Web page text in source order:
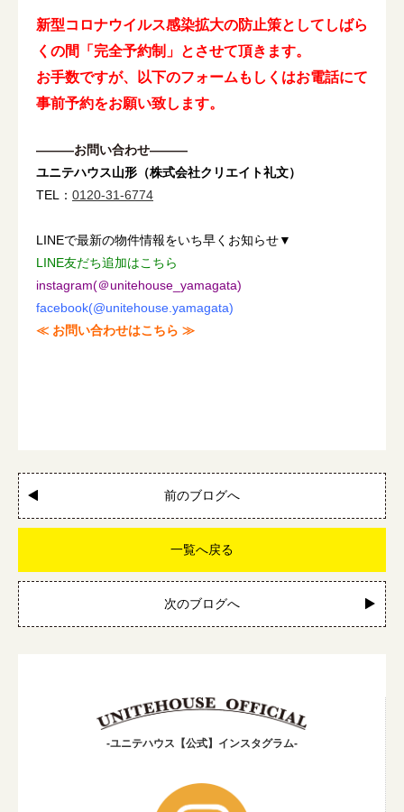
新型コロナウイルス感染拡大の防止策としてしばら
くの間「完全予約制」とさせて頂きます。
お手数ですが、以下のフォームもしくはお電話にて
事前予約をお願い致します。
―――お問い合わせ―――
ユニテハウス山形（株式会社クリエイト礼文）
TEL： 0120-31-6774
LINEで最新の物件情報をいち早くお知らせ▼
LINE友だち追加はこちら
instagram(＠unitehouse_yamagata)
facebook(@unitehouse.yamagata)
≪ お問い合わせはこちら ≫
前のブログへ
一覧へ戻る
次のブログへ
-ユニテハウス【公式】インスタグラム-